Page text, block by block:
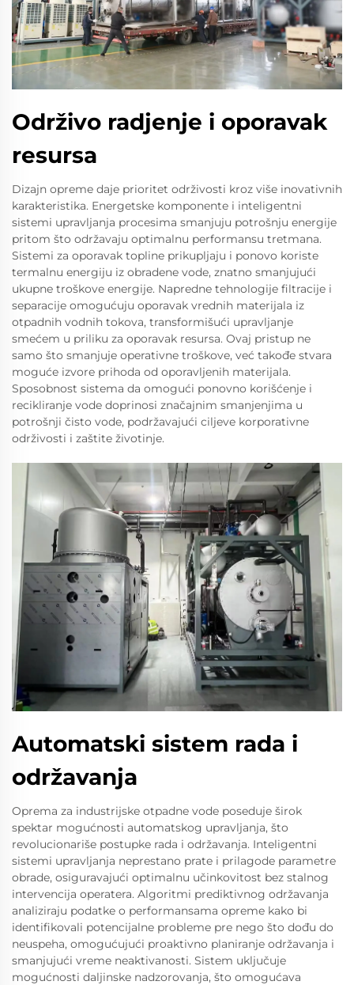
Održivo radjenje i oporavak
resursa
Dizajn opreme daje prioritet održivosti kroz više inovativnih
karakteristika. Energetske komponente i inteligentni
sistemi upravljanja procesima smanjuju potrošnju energije
pritom što održavaju optimalnu performansu tretmana.
Sistemi za oporavak topline prikupljaju i ponovo koriste
termalnu energiju iz obradene vode, znatno smanjujući
ukupne troškove energije. Napredne tehnologije filtracije i
separacije omogućuju oporavak vrednih materijala iz
otpadnih vodnih tokova, transformišući upravljanje
smećem u priliku za oporavak resursa. Ovaj pristup ne
samo što smanjuje operativne troškove, već takođe stvara
moguće izvore prihoda od oporavljenih materijala.
Sposobnost sistema da omogući ponovno korišćenje i
recikliranje vode doprinosi značajnim smanjenjima u
potrošnji čisto vode, podržavajući ciljeve korporativne
održivosti i zaštite životinje.
Automatski sistem rada i
održavanja
Oprema za industrijske otpadne vode poseduje širok
spektar mogućnosti automatskog upravljanja, što
revolucionariše postupke rada i održavanja. Inteligentni
sistemi upravljanja neprestano prate i prilagode parametre
obrade, osiguravajući optimalnu učinkovitost bez stalnog
intervencija operatera. Algoritmi prediktivnog održavanja
analiziraju podatke o performansama opreme kako bi
identifikovali potencijalne probleme pre nego što dođu do
neuspeha, omogućujući proaktivno planiranje održavanja i
smanjujući vreme neaktivanosti. Sistem uključuje
mogućnosti daljinske nadzorovanja, što omogućava